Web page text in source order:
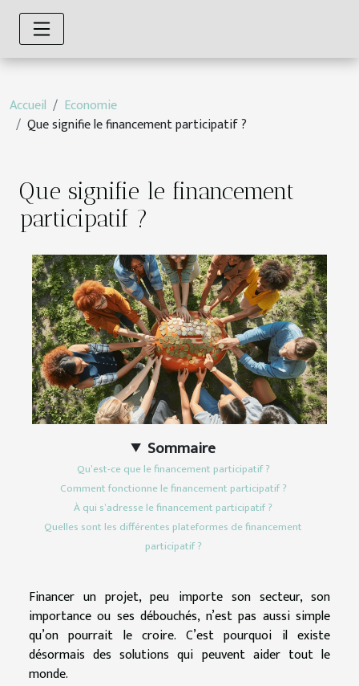
Accueil
Economie
Que signifie le financement participatif ?
Que signifie le financement
participatif ?
Sommaire
Qu’est-ce que le financement participatif ?
Comment fonctionne le financement participatif ?
À qui s’adresse le financement participatif ?
Quelles sont les différentes plateformes de financement
participatif ?
Financer un projet, peu importe son secteur, son
importance ou ses débouchés, n’est pas aussi simple
qu’on pourrait le croire. C’est pourquoi il existe
désormais des solutions qui peuvent aider tout le
monde.